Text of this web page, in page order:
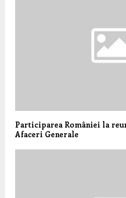
Participarea României la
Afaceri Generale